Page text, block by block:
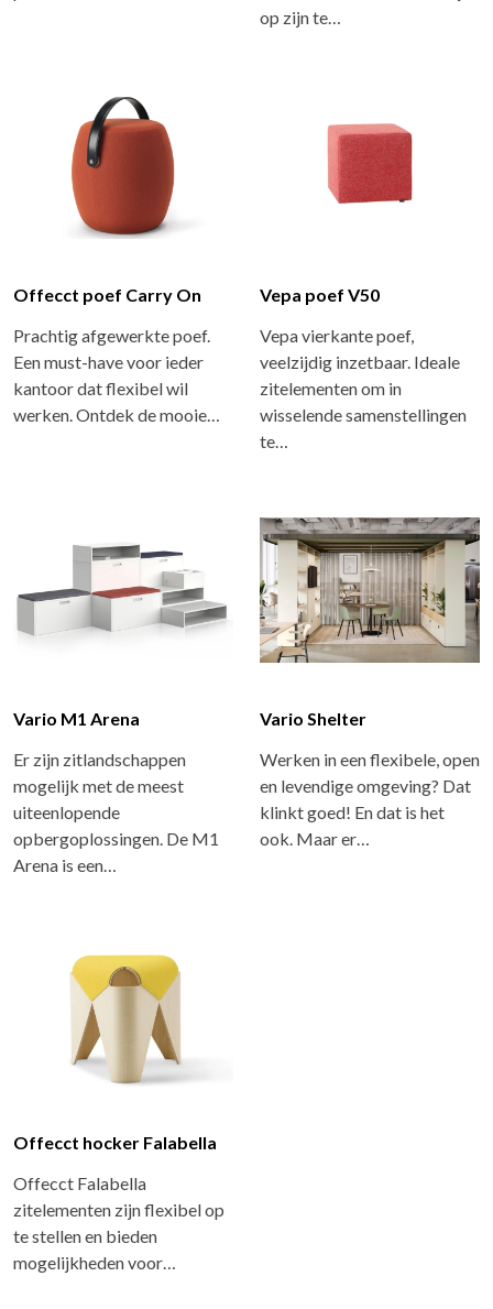
op zijn te…
Offecct poef Carry On
Prachtig afgewerkte poef.
Een must-have voor ieder
kantoor dat flexibel wil
werken. Ontdek de mooie…
Vepa poef V50
Vepa vierkante poef,
veelzijdig inzetbaar. Ideale
zitelementen om in
wisselende samenstellingen
te…
Vario M1 Arena
Er zijn zitlandschappen
mogelijk met de meest
uiteenlopende
opbergoplossingen. De M1
Arena is een…
Vario Shelter
Werken in een flexibele, open
en levendige omgeving? Dat
klinkt goed! En dat is het
ook. Maar er…
Offecct hocker Falabella
Offecct Falabella
zitelementen zijn flexibel op
te stellen en bieden
mogelijkheden voor…